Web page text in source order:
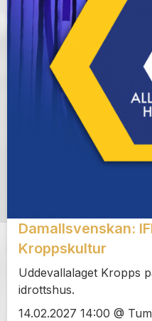
Damallsvenskan:
Kroppskultur
Uddevallalaget Kropps
idrottshus.
14.02.2027 14:00 @